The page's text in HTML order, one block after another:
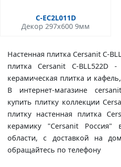
C-EC2L011D
Декор 297x600 9мм
Настенная плитка Cersanit C-
плитка Cersanit C-BLL522D -
керамическая плитка и
В интернет-магазине
купить плитку коллекции
плитку настенная плитка
керамику "Cersanit
области, с доставкой на
обращайтесь по телефону